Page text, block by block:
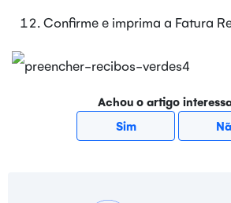
Confirme e imprima a Fatura
Achou o artigo
Sim